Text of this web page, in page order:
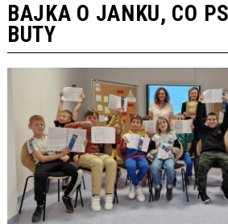
BAJKA O JANKU, CO
BUTY